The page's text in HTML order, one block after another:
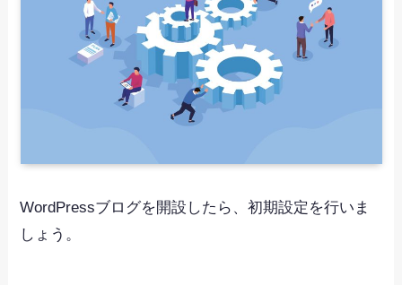
WordPressブログを開設したら、初期設定を行いま
しょう。